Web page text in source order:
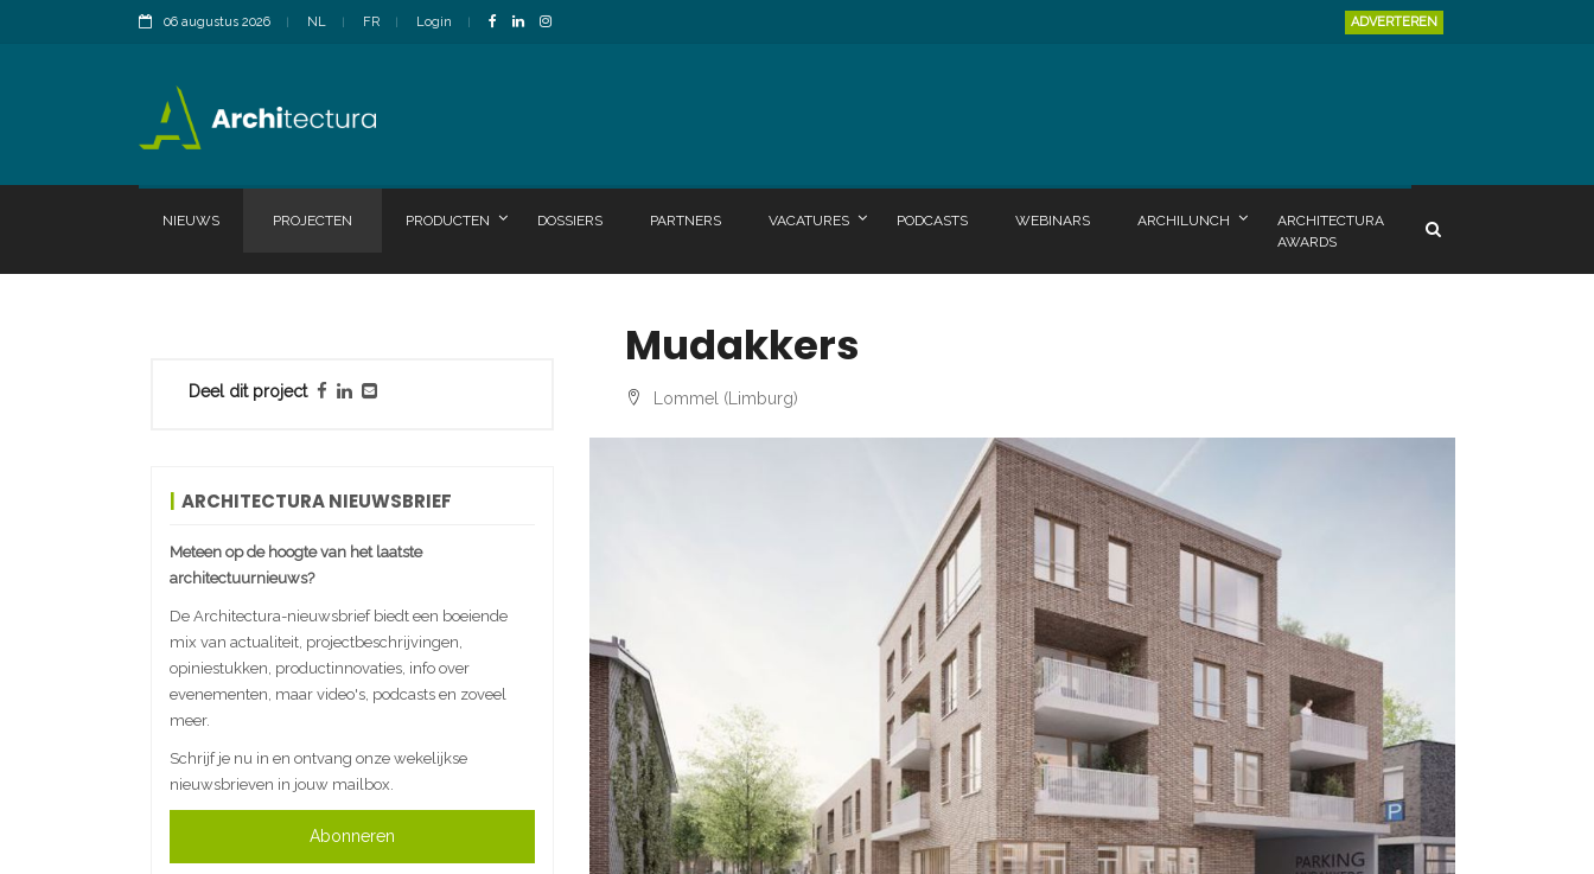
06 augustus 2026 NL FR Login ADVERTEREN
NIEUWS PROJECTEN PRODUCTEN DOSSIERS PARTNERS VACATURES PODCASTS WEBINARS ARCHILUNCH
ARCHITECTURA
AWARDS
Deel dit project
ARCHITECTURA NIEUWSBRIEF
Meteen op de hoogte van het laatste
architectuurnieuws?
De Architectura-nieuwsbrief biedt een boeiende
mix van actualiteit, projectbeschrijvingen,
opiniestukken, productinnovaties, info over
evenementen, maar video's, podcasts en zoveel
meer.
Schrijf je nu in en ontvang onze wekelijkse
nieuwsbrieven in jouw mailbox.
Abonneren
Mudakkers
Lommel (Limburg)